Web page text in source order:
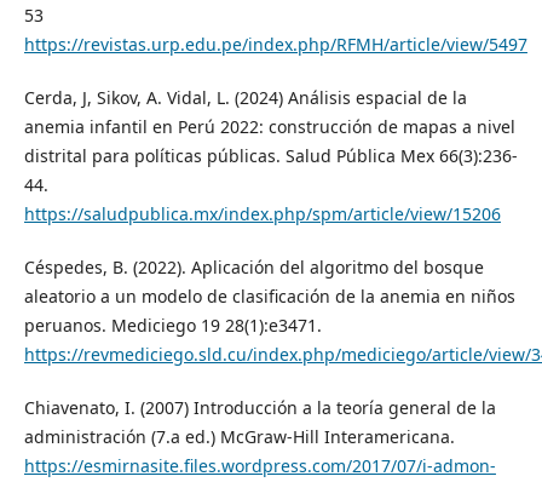
53
https://revistas.urp.edu.pe/index.php/RFMH/article/view/5497
Cerda, J, Sikov, A. Vidal, L. (2024) Análisis espacial de la
anemia infantil en Perú 2022: construcción de mapas a nivel
distrital para políticas públicas. Salud Pública Mex 66(3):236-
44.
https://saludpublica.mx/index.php/spm/article/view/15206
Céspedes, B. (2022). Aplicación del algoritmo del bosque
aleatorio a un modelo de clasificación de la anemia en niños
peruanos. Mediciego 19 28(1):e3471.
https://revmediciego.sld.cu/index.php/mediciego/article/view/
Chiavenato, I. (2007) Introducción a la teoría general de la
administración (7.a ed.) McGraw-Hill Interamericana.
https://esmirnasite.files.wordpress.com/2017/07/i-admon-